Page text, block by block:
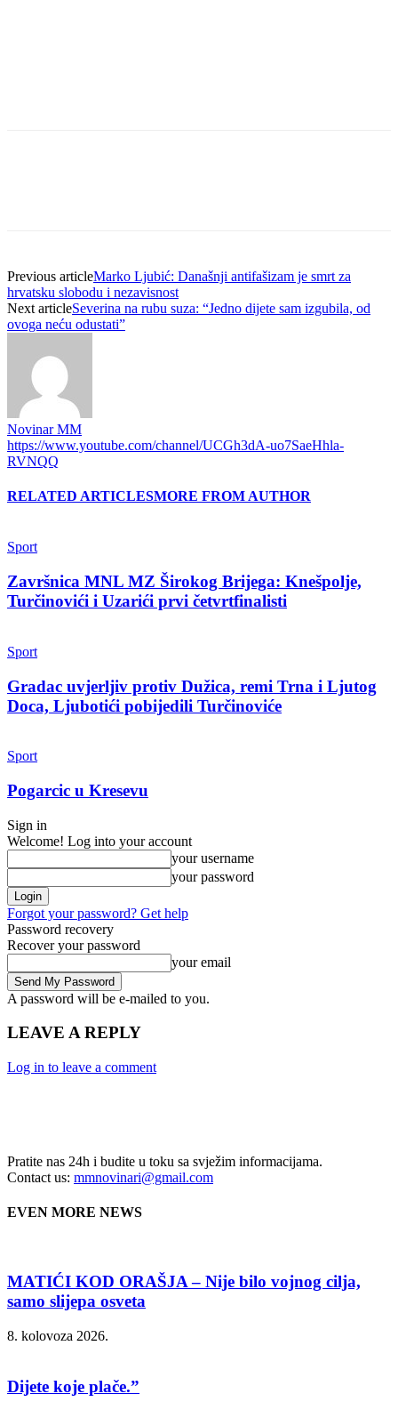
Previous articleMarko Ljubić: Današnji antifašizam je smrt za
hrvatsku slobodu i nezavisnost
Next articleSeverina na rubu suza: “Jedno dijete sam izgubila, od
ovoga neću odustati”
Novinar MM
https://www.youtube.com/channel/UCGh3dA-uo7SaeHhla-
RVNQQ
RELATED ARTICLESMORE FROM AUTHOR
Sport
Završnica MNL MZ Širokog Brijega: Knešpolje,
Turčinovići i Uzarići prvi četvrtfinalisti
Sport
Gradac uvjerljiv protiv Dužica, remi Trna i Ljutog
Doca, Ljubotići pobijedili Turčinoviće
Sport
Pogarcic u Kresevu
Sign in
Welcome! Log into your account
your username
your password
Forgot your password? Get help
Password recovery
Recover your password
your email
A password will be e-mailed to you.
LEAVE A REPLY
Log in to leave a comment
Pratite nas 24h i budite u toku sa svježim informacijama.
Contact us: mmnovinari@gmail.com
EVEN MORE NEWS
MATIĆI KOD ORAŠJA – Nije bilo vojnog cilja,
samo slijepa osveta
8. kolovoza 2026.
Dijete koje plače.”